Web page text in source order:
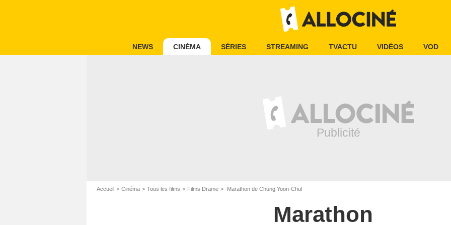
NEWS CINÉMA SÉRIES STREAMING TVACTU VIDÉOS VOD
Accueil Cinéma Tous les films Films Drame Marathon de Chung Yoon-Chul
Marathon